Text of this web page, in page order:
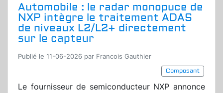
Automobile : le radar monopuce de
NXP intègre le traitement ADAS
de niveaux L2/L2+ directement
sur le capteur
Publié le 11-06-2026 par Francois Gauthier
Composant
Le fournisseur de semiconducteur NXP annonce